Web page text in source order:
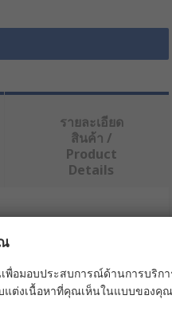
รายละเอียด
สินค้า /
Product
Details
พื่อมอบประสบการณ์ด้านการบริก
แต่งเนื้อหาที่คุณเห็นในแบบของ